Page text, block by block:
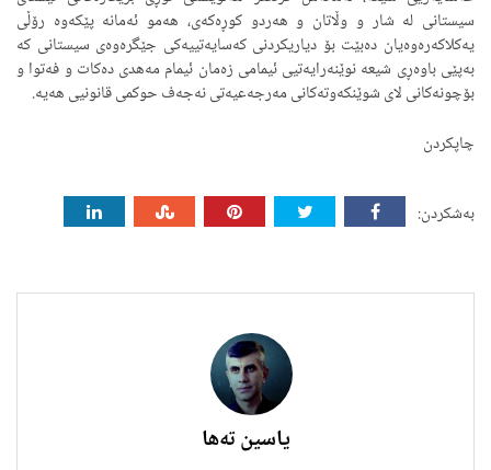
سیستانی لە شار و وڵاتان و هەردو كوڕەكەی، هەمو ئەمانە پێكەوە رۆڵی
یەكلاكەرەوەیان دەبێت بۆ دیاریكردنی كەسایەتییەكی جێگرەوەی سیستانی كە
بەپێی باوەڕی شیعە نوێنەرایەتیی ئیمامی زەمان ئیمام مەهدی دەكات و فەتوا و
بۆچونەكانی لای شوێنكەوتەكانی مەرجەعیەتی نەجەف حوكمی قانونیی هەیە.
چاپکردن
بەشکردن:
یاسین تەها